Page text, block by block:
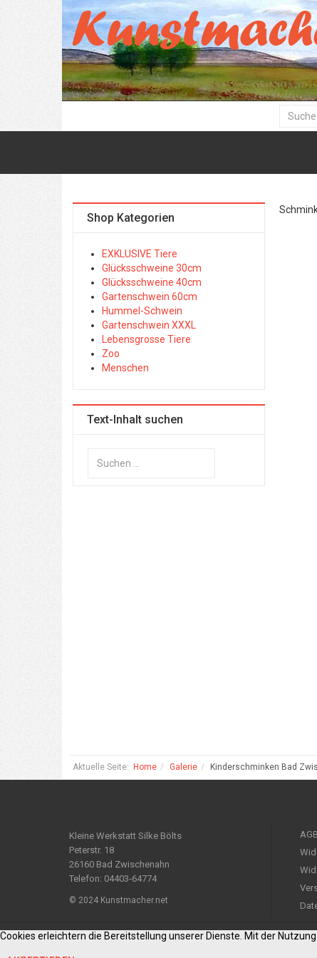
Shop Kategorien
EXKLUSIVE Tiere
Glücksschweine 30cm
Glücksschweine 40cm
Gartenschwein 60cm
Hummel-Schwein
Gartenschwein XXXL
Lebensgrosse Tiere
Zoo
Menschen
Text-Inhalt suchen
Aktuelle Seite: Home Galerie Kinderschminken Bad
Kleine Werkstatt Silke Bölts
Peterstr. 18
26160 Bad Zwischenahn
Telefon: 04403-64774
© 2024 Kunstmacher.net
AGB
Cookies erleichtern die Bereitstellung unserer Dienste. Mit der